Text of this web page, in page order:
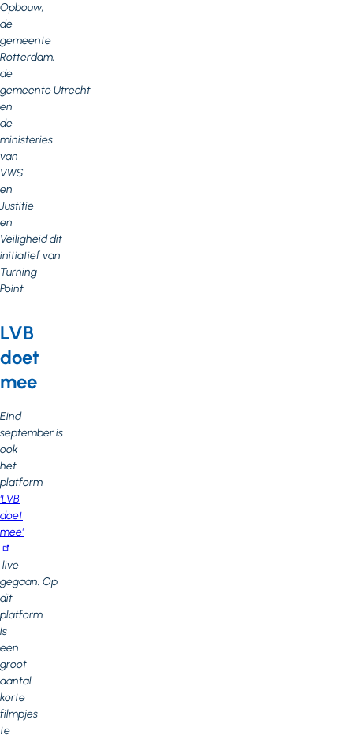
Opbouw,
de
gemeente
Rotterdam,
de
gemeente Utrecht
en
de
ministeries
van
VWS
en
Justitie
en
Veiligheid dit
initiatief van
Turning
Point.
LVB
doet
mee
Eind
september is
ook
het
platform
'LVB
doet
mee'
live
gegaan. Op
dit
platform
is
een
groot
aantal
korte
filmpjes
te